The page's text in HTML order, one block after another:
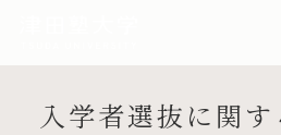
入学者選抜に関す